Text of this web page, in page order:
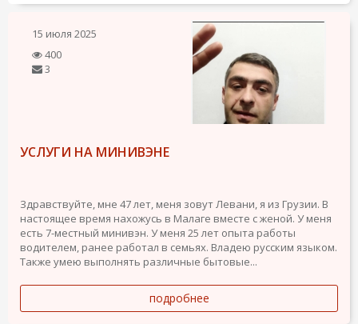
15 июля 2025
400
3
УСЛУГИ НА МИНИВЭНЕ
Здравствуйте, мне 47 лет, меня зовут Левани, я из Грузии. В
настоящее время нахожусь в Малаге вместе с женой. У меня
есть 7-местный минивэн. У меня 25 лет опыта работы
водителем, ранее работал в семьях. Владею русским языком.
Также умею выполнять различные бытовые...
подробнее